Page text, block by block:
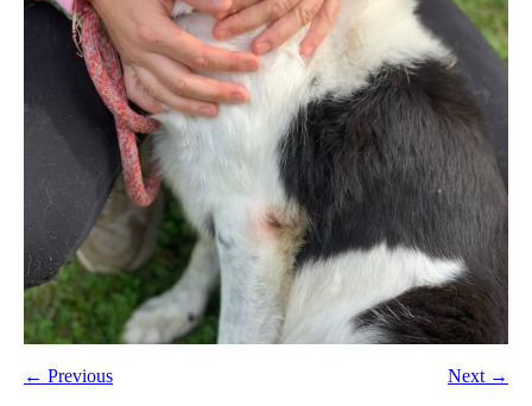
← Previous Next →